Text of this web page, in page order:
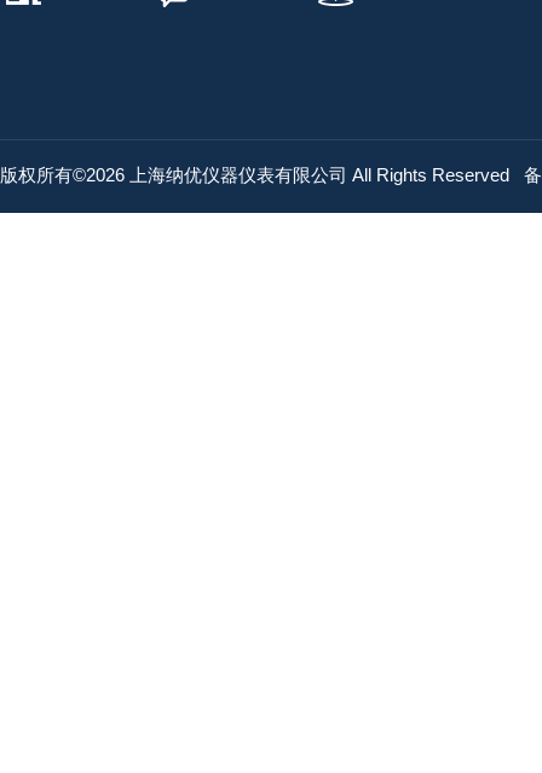
版权所有©2026 上海纳优仪器仪表有限公司 All Rights Reserved